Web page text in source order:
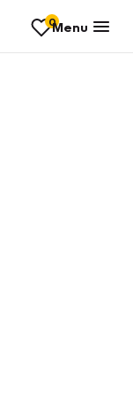
0Menu